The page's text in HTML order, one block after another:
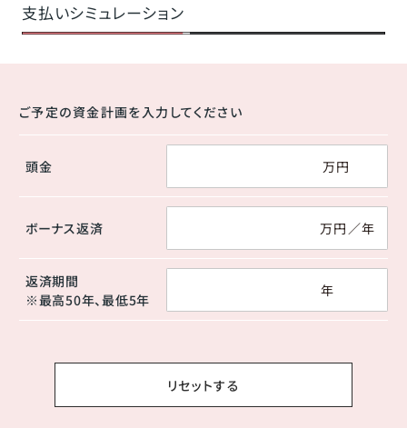
支払いシミュレーション
ご予定の資金計画を入力してください
頭金
ボーナス返済
返済期間
※最高50年、最低5年